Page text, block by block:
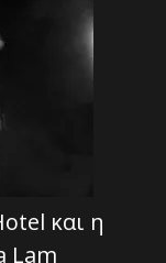
και η
Lam